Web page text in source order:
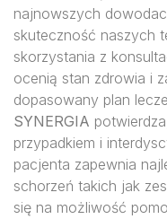
najnowszych
skuteczność naszych
skorzystania z
ocenią stan zdrowia i
dopasowany plan
SYNERGIA
przypadkiem i
pacjenta zapewnia
schorzeń takich jak
się na możliwość